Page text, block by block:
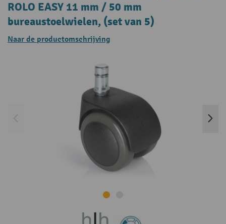
ROLO EASY 11 mm / 50 mm
bureaustoelwielen, (set van 5)
Naar de productomschrijving